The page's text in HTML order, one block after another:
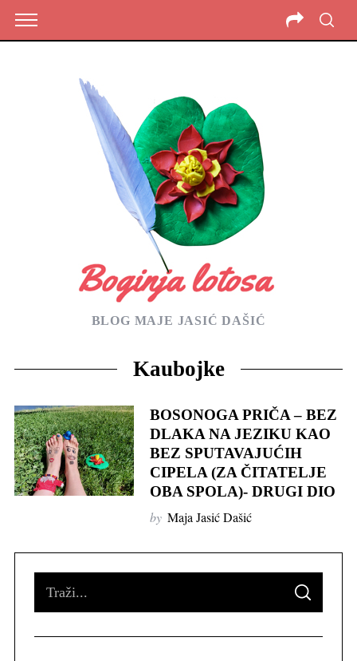
BLOG MAJE JASIĆ DAŠIĆ
Kaubojke
BOSONOGA PRIČA – BEZ
DLAKA NA JEZIKU KAO
BEZ SPUTAVAJUĆIH
CIPELA (ZA ČITATELJE
OBA SPOLA)- DRUGI DIO
by Maja Jasić Dašić
S
A
C